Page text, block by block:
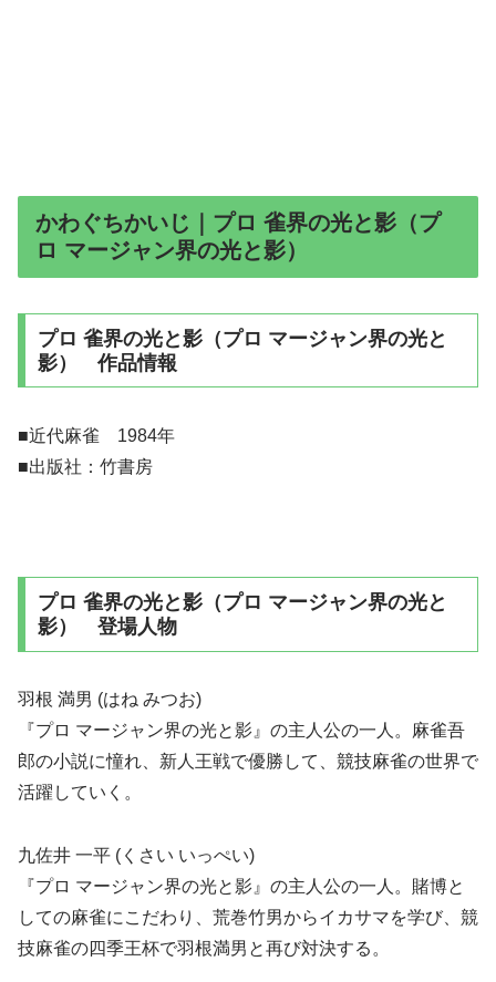
かわぐちかいじ｜プロ 雀界の光と影（プ
ロ マージャン界の光と影）
プロ 雀界の光と影（プロ マージャン界の光と
影） 作品情報
■近代麻雀 1984年
■出版社：竹書房
プロ 雀界の光と影（プロ マージャン界の光と
影） 登場人物
羽根 満男 (はね みつお)
『プロ マージャン界の光と影』の主人公の一人。麻雀吾
郎の小説に憧れ、新人王戦で優勝して、競技麻雀の世界で
活躍していく。
九佐井 一平 (くさい いっぺい)
『プロ マージャン界の光と影』の主人公の一人。賭博と
しての麻雀にこだわり、荒巻竹男からイカサマを学び、競
技麻雀の四季王杯で羽根満男と再び対決する。